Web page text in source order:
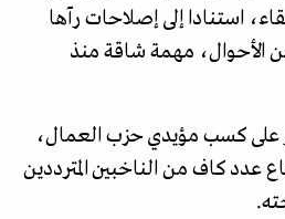
استنادا إلى إصلاحات رآها
الأحوال، مهمة شاقة منذ
على كسب مؤيدي حزب العمال،
عدد كاف من الناخبين المترددين